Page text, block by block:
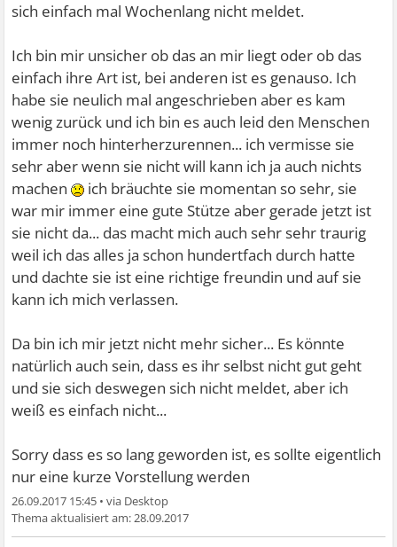
sich einfach mal Wochenlang nicht meldet.
Ich bin mir unsicher ob das an mir liegt oder ob das
einfach ihre Art ist, bei anderen ist es genauso. Ich
habe sie neulich mal angeschrieben aber es kam
wenig zurück und ich bin es auch leid den Menschen
immer noch hinterherzurennen... ich vermisse sie
sehr aber wenn sie nicht will kann ich ja auch nichts
machen
ich bräuchte sie momentan so sehr, sie
war mir immer eine gute Stütze aber gerade jetzt ist
sie nicht da... das macht mich auch sehr sehr traurig
weil ich das alles ja schon hundertfach durch hatte
und dachte sie ist eine richtige freundin und auf sie
kann ich mich verlassen.
Da bin ich mir jetzt nicht mehr sicher... Es könnte
natürlich auch sein, dass es ihr selbst nicht gut geht
und sie sich deswegen sich nicht meldet, aber ich
weiß es einfach nicht...
Sorry dass es so lang geworden ist, es sollte eigentlich
nur eine kurze Vorstellung werden
26.09.2017 15:45 •
28.09.2017